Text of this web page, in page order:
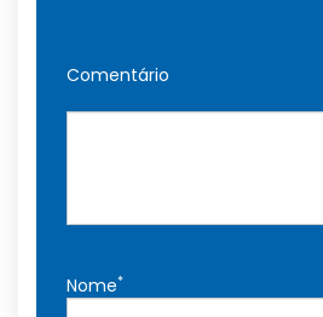
Comentário
Nome*